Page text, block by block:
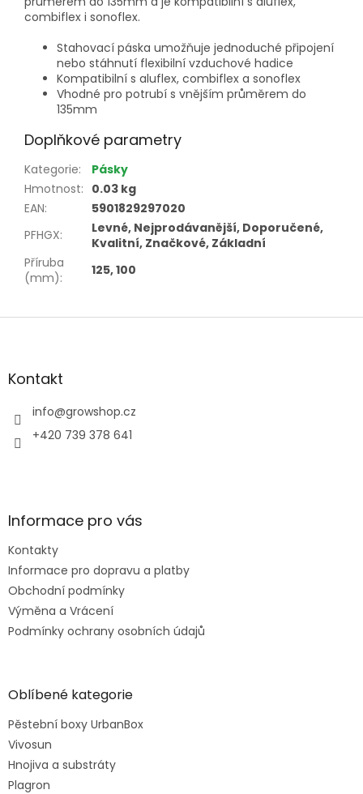
combiflex i sonoflex.
Stahovací páska umožňuje jednoduché připojení
nebo stáhnutí flexibilní vzduchové hadice
Kompatibilní s aluflex, combiflex a sonoflex
Vhodné pro potrubí s vnějším průměrem do
135mm
Doplňkové parametry
Kategorie:
Pásky
Hmotnost: 0.03 kg
EAN:
5901829297020
PFHGX:
Levné, Nejprodávanější, Doporučené,
Kvalitní, Značkové, Základní
Příruba
(mm): 125, 100
Z
aKontakt
info@growshop.cz
+420 739 378 641
Informace pro vás
Kontakty
Informace pro dopravu a platby
Obchodní podmínky
Výměna a Vrácení
Podmínky ochrany osobních údajů
Oblíbené kategorie
Pěstební boxy UrbanBox
Vivosun
Hnojiva a substráty
Plagron